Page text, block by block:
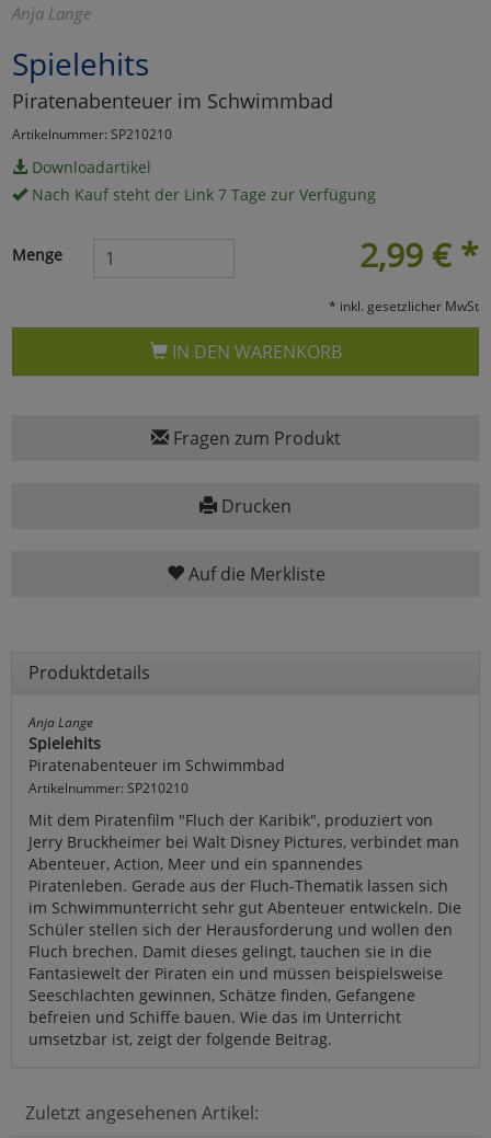
Anja Lange
Spielehits
Piratenabenteuer im Schwimmbad
Artikelnummer: SP210210
Downloadartikel
Nach Kauf steht der Link 7 Tage zur Verfügung
2,99 € *
Menge
* inkl. gesetzlicher MwSt
IN DEN WARENKORB
Fragen zum Produkt
Drucken
Auf die Merkliste
Produktdetails
Anja Lange
Spielehits
Piratenabenteuer im Schwimmbad
Artikelnummer: SP210210
Mit dem Piratenfilm "Fluch der Karibik", produziert von
Jerry Bruckheimer bei Walt Disney Pictures, verbindet man
Abenteuer, Action, Meer und ein spannendes
Piratenleben. Gerade aus der Fluch-Thematik lassen sich
im Schwimmunterricht sehr gut Abenteuer entwickeln. Die
Schüler stellen sich der Herausforderung und wollen den
Fluch brechen. Damit dieses gelingt, tauchen sie in die
Fantasiewelt der Piraten ein und müssen beispielsweise
Seeschlachten gewinnen, Schätze finden, Gefangene
befreien und Schiffe bauen. Wie das im Unterricht
umsetzbar ist, zeigt der folgende Beitrag.
Zuletzt angesehenen Artikel:
Umfragetools
Cookies
Alle Akzeptieren
zurück
zu Haupptseite